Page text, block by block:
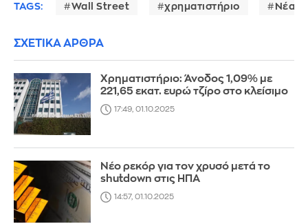
TAGS: Wall Street χρηματιστήριο Νέα
ΣΧΕΤΙΚΑ ΑΡΘΡΑ
Χρηματιστήριο: Άνοδος 1,09% με
221,65 εκατ. ευρώ τζίρο στο κλείσιμο
17:49, 01.10.2025
Νέο ρεκόρ για τον χρυσό μετά το
shutdown στις ΗΠΑ
14:57, 01.10.2025